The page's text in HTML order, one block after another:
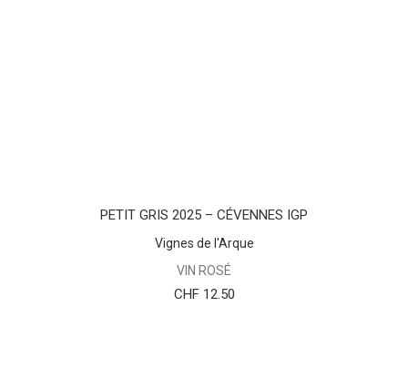
PETIT GRIS 2025 – CÉVENNES IGP
Vignes de l'Arque
VIN ROSÉ
CHF12.50